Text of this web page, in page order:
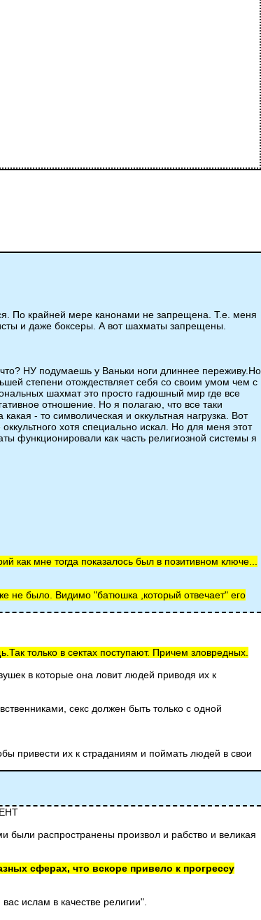
По крайней мере канонами не запрещена. Т.е. меня
и даже боксеры. А вот шахматы запрещены.
НУ подумаешь у Ваньки ноги длиннее переживу.Но
степени отождествляет себя со своим умом чем с
шахмат это просто гадюшный мир где все
отношение. Но я полагаю, что все таки
- то символическая и оккультная нагрузка. Вот
хотя специально искал. Но для меня этот
функционировали как часть религиозной системы я
как мне тогда показалось был в позитивном ключе...
не было. Видимо "батюшка ,который отвечает" его
только в сектах поступают. Причем зловредных.
в которые она ловит людей приводя их к
секс должен быть только с одной
привести их к страданиям и поймать людей в свои
были распространены произвол и рабство и великая
сферах, что вскоре привело к прогрессу
ислам в качестве религии".